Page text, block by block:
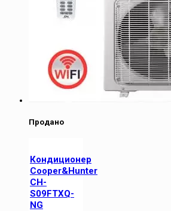
Продано
Кондиционер
Cooper&Hunter
CH-
S09FTXQ-
NG